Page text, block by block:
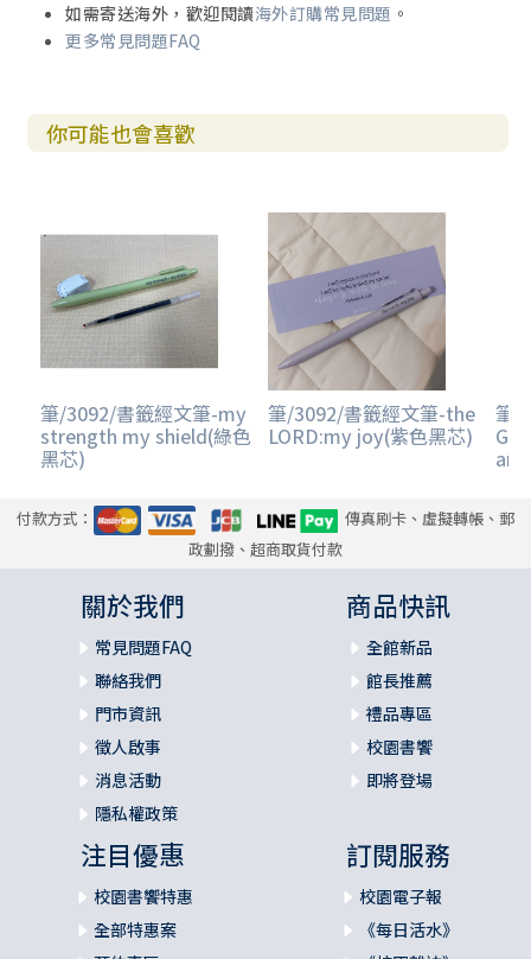
如需寄送海外，歡迎閱讀海外訂購常見問題 。
更多常見問題FAQ
你可能也會喜歡
筆/3092/書籤經文筆-my
strength my shield(綠色
黑芯)
筆/3092/書籤經文筆-the
LORD:my joy(紫色黑芯)
筆/
付款方式：
傳真刷卡、虛擬轉帳、郵
政劃撥、超商取貨付款
關於我們
常見問題FAQ
聯絡我們
門市資訊
徵人啟事
消息活動
隱私權政策
商品快訊
全館新品
館長推薦
禮品專區
校園書饗
即將登場
注目優惠
校園書饗特惠
全部特惠案
訂閱服務
校園電子報
《每日活水》